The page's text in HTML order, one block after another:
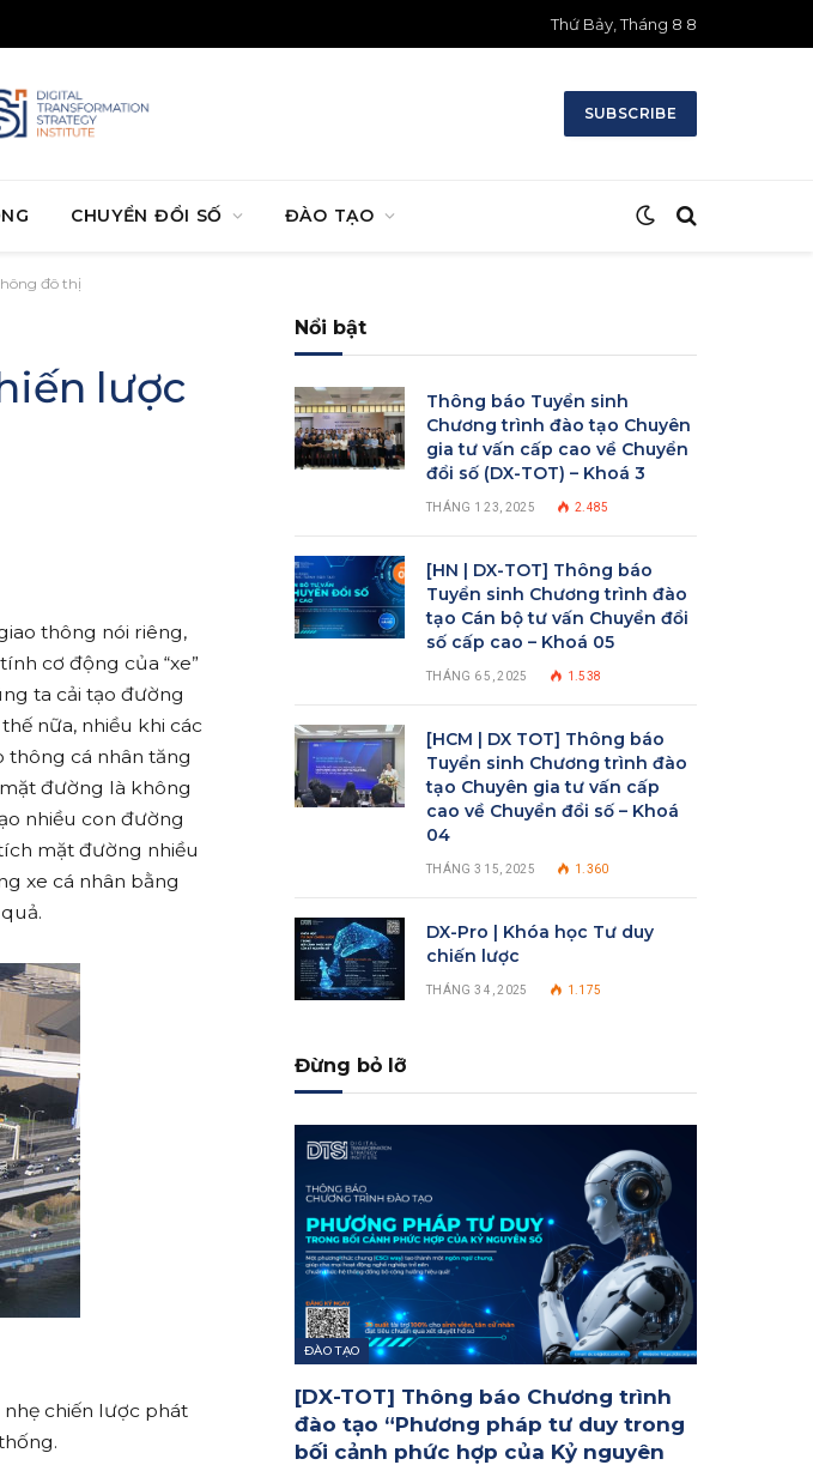
Thứ Bảy, Tháng 8 8
SUBSCRIBE
CHUYỂN ĐỔI SỐ ĐÀO TẠO
đô thị
lược
thông nói riêng,
cơ động của “xe”
ta cải tạo đường
nữa, nhiều khi các
thông cá nhân tăng
đường là không
nhiều con đường
mặt đường nhiều
xe cá nhân bằng
chiến lược phát
Nổi bật
Thông báo Tuyển sinh
Chương trình đào tạo Chuyên
gia tư vấn cấp cao về Chuyển
đổi số (DX-TOT) – Khoá 3
THÁNG 1 23, 2025 2.485
[HN | DX-TOT] Thông báo
Tuyển sinh Chương trình đào
tạo Cán bộ tư vấn Chuyển đổi
số cấp cao – Khoá 05
THÁNG 6 5, 2025 1.538
[HCM | DX TOT] Thông báo
Tuyển sinh Chương trình đào
tạo Chuyên gia tư vấn cấp
cao về Chuyển đổi số – Khoá
04
THÁNG 3 15, 2025 1.360
DX-Pro | Khóa học Tư duy
chiến lược
THÁNG 3 4, 2025 1.175
Đừng bỏ lỡ
ĐÀO TẠO
[DX-TOT] Thông báo Chương trình
đào tạo “Phương pháp tư duy trong
bối cảnh phức hợp của Kỷ nguyên